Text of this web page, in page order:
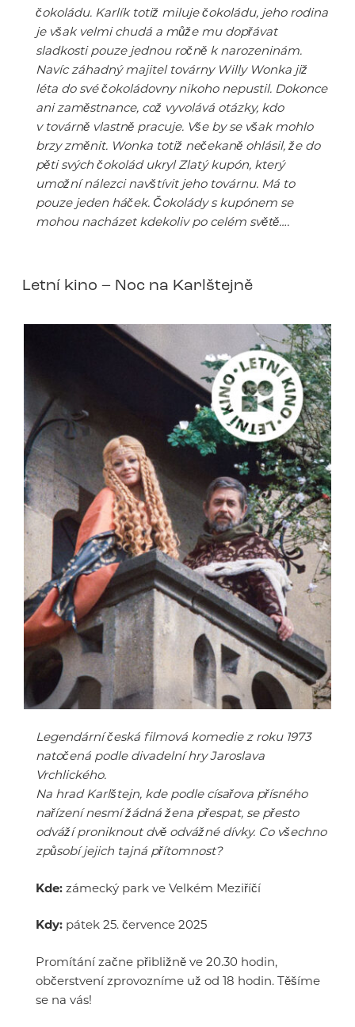
čokoládu. Karlík totiž miluje čokoládu, jeho rodina
je však velmi chudá a může mu dopřávat
sladkosti pouze jednou ročně k narozeninám.
Navíc záhadný majitel továrny Willy Wonka již
léta do své čokoládovny nikoho nepustil. Dokonce
ani zaměstnance, což vyvolává otázky, kdo
v továrně vlastně pracuje. Vše by se však mohlo
brzy změnit. Wonka totiž nečekaně ohlásil, že do
pěti svých čokolád ukryl Zlatý kupón, který
umožní nálezci navštívit jeho továrnu. Má to
pouze jeden háček. Čokolády s kupónem se
mohou nacházet kdekoliv po celém světě….
Letní kino – Noc na Karlštejně
Legendární česká filmová komedie z roku 1973
natočená podle divadelní hry Jaroslava
Vrchlického.
Na hrad Karlštejn, kde podle císařova přísného
nařízení nesmí žádná žena přespat, se přesto
odváží proniknout dvě odvážné dívky. Co všechno
způsobí jejich tajná přítomnost?
Kde: zámecký park ve Velkém Meziříčí
Kdy: pátek 25. července 2025
Promítání začne přibližně ve 20.30 hodin,
občerstvení zprovozníme už od 18 hodin. Těšíme
se na vás!